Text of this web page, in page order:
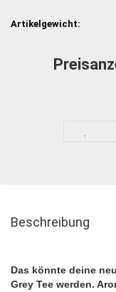
Artikelgewicht:
Beschreibung
Das könnte deine
Grey Tee werden.